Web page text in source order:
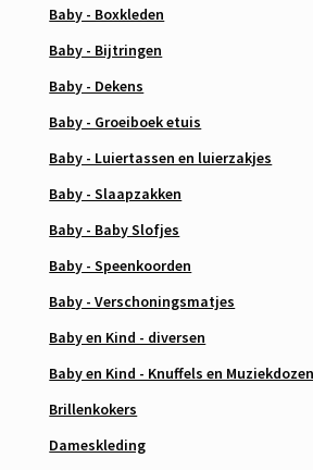
Baby - Boxkleden
Baby - Bijtringen
Baby - Dekens
Baby - Groeiboek etuis
Baby - Luiertassen en luierzakjes
Baby - Slaapzakken
Baby - Baby Slofjes
Baby - Speenkoorden
Baby - Verschoningsmatjes
Baby en Kind - diversen
Baby en Kind - Knuffels en Muziekdozen
Brillenkokers
Dameskleding